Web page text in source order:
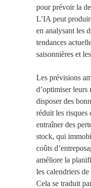
pour prévoir la
L’IA peut
en analysant les
tendances
saisonnières et
Les prévisions
d’optimiser leurs
disposer des
réduit les risques
entraîner des
stock, qui
coûts
améliore la
les calendriers
Cela se traduit